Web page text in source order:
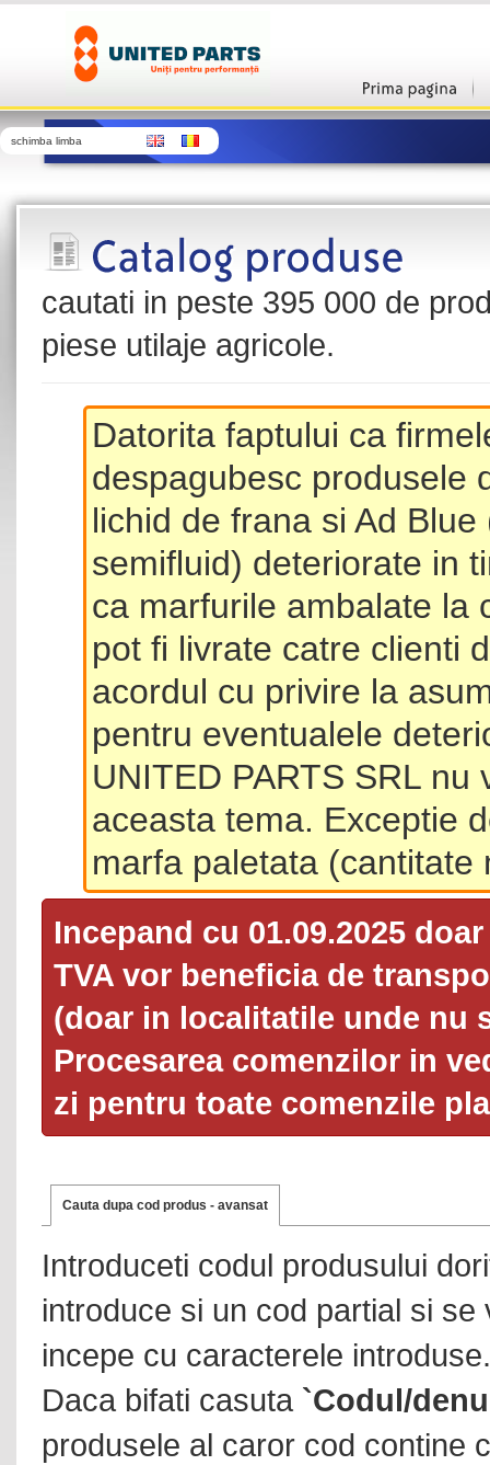
schimba limba
cautati in peste 395 000 de
piese utilaje agricole.
Datorita faptului ca
despagubesc produsele
lichid de frana si Ad
semifluid) deteriorate in
ca marfurile ambalate la
pot fi livrate catre clienti
acordul cu privire la
pentru eventualele
UNITED PARTS SRL
aceasta tema. Exceptie
marfa paletata (cantitate
Incepand cu 01.09.2025
TVA vor beneficia de
(doar in localitatile unde nu
Procesarea comenzilor in
zi pentru toate comenzile
Cauta dupa cod produs - avansat
Introduceti codul produsului
introduce si un cod partial si
incepe cu caracterele introduse.
Daca bifati casuta `Codul/
produsele al caror cod contine